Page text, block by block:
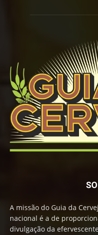
A missão do Guia da
nacional é a de
divulgação da